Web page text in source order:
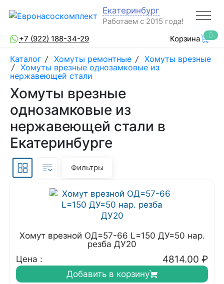
Екатеринбург
Работаем с 2015 года!
+7 (922) 188-34-29
Корзина 0
Каталог / Хомуты ремонтные / Хомуты врезные
/ Хомуты врезные однозамковые из
нержавеющей стали
Хомуты врезные
однозамковые из
нержавеющей стали в
Екатеринбурге
Фильтры
Хомут врезной ОД=57-66 L=150 ДУ=50 нар.
резба ДУ20
Цена :
4814.00 ₽
Добавить в корзину